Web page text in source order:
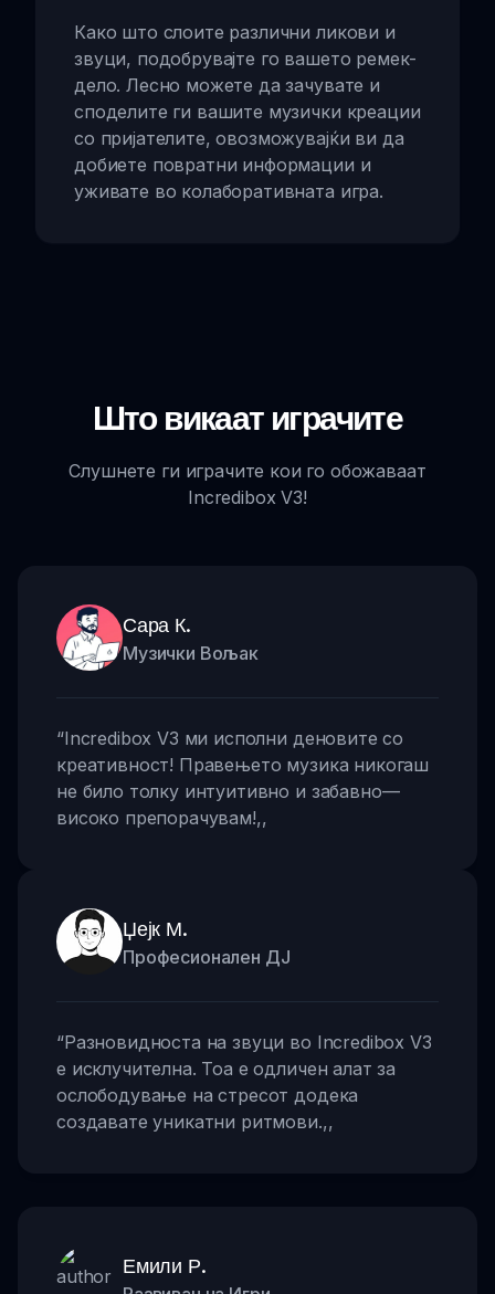
Како што слоите различни ликови и
звуци, подобрувајте го вашето ремек-
дело. Лесно можете да зачувате и
споделите ги вашите музички креации
со пријателите, овозможувајќи ви да
добиете повратни информации и
уживате во колаборативната игра.
Што викаат играчите
Слушнете ги играчите кои го обожаваат
Incredibox V3!
Сара К.
Музички Вољак
“Incredibox V3 ми исполни деновите со
креативност! Правењето музика никогаш
не било толку интуитивно и забавно—
високо препорачувам!,,
Џејк М.
Професионален ДЈ
“Разновидноста на звуци во Incredibox V3
е исклучителна. Тоа е одличен алат за
ослободување на стресот додека
создавате уникатни ритмови.,,
Емили Р.